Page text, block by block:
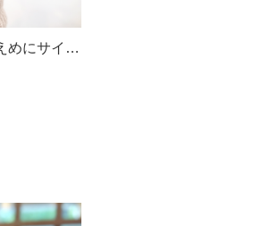
耳周りのツーブロックは控えめにサイドに長さを残し 前からの印象を柔らく